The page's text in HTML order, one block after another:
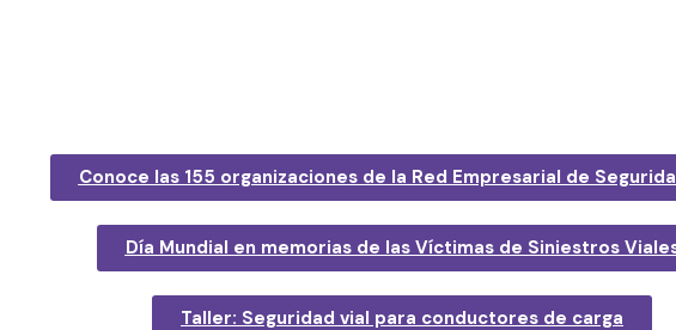
Conoce las 155 organizaciones de la Red Empresarial de
Día Mundial en memorias de las Víctimas de Siniestros
Taller: Seguridad vial para conductores de carga